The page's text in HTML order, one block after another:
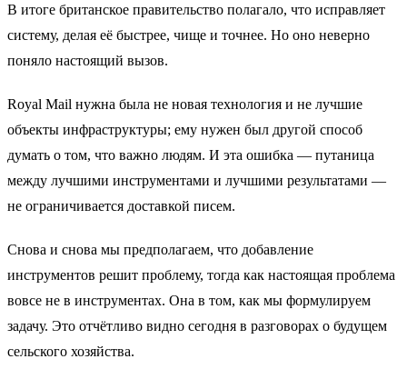
В итоге британское правительство полагало, что исправляет
систему, делая её быстрее, чище и точнее. Но оно неверно
поняло настоящий вызов.
Royal Mail нужна была не новая технология и не лучшие
объекты инфраструктуры; ему нужен был другой способ
думать о том, что важно людям. И эта ошибка — путаница
между лучшими инструментами и лучшими результатами —
не ограничивается доставкой писем.
Снова и снова мы предполагаем, что добавление
инструментов решит проблему, тогда как настоящая проблема
вовсе не в инструментах. Она в том, как мы формулируем
задачу. Это отчётливо видно сегодня в разговорах о будущем
сельского хозяйства.